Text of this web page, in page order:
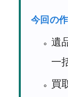
今回の
遺
一
買